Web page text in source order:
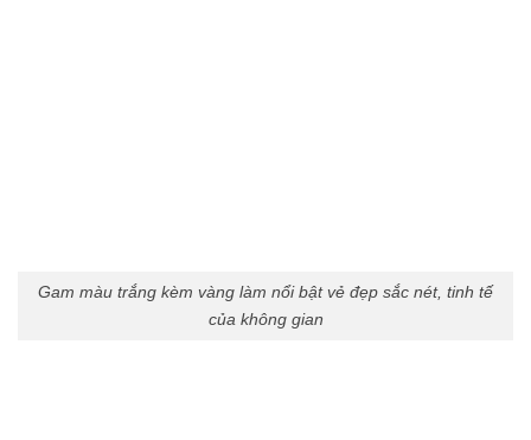
Gam màu trắng kèm vàng làm nổi bật vẻ đẹp sắc nét, tinh tế
của không gian